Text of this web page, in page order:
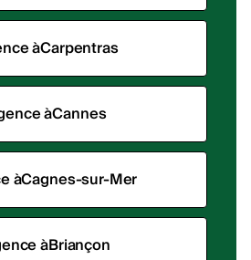
àCarpentras
àCannes
àCagnes-sur-Mer
àBriançon